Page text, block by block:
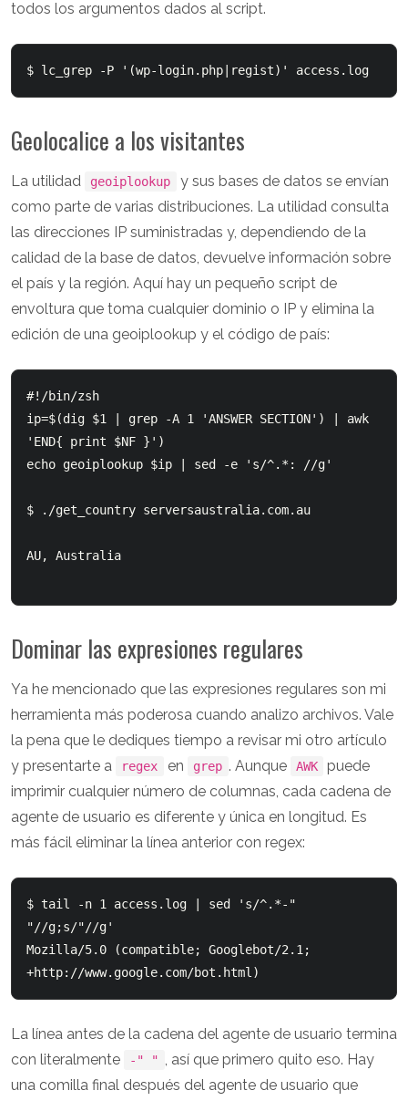
todos los argumentos dados al script.
Geolocalice a los visitantes
La utilidad geoiplookup
y sus bases de datos se envían
como parte de varias distribuciones. La utilidad consulta
las direcciones IP suministradas y, dependiendo de la
calidad de la base de datos, devuelve información sobre
el país y la región. Aquí hay un pequeño script de
envoltura que toma cualquier dominio o IP y elimina la
edición de una geoiplookup y el código de país:
#!/bin/zsh
ip=$(dig $1 | grep -A 1 'ANSWER SECTION') | awk
'END{ print $NF }')
echo geoiplookup $ip | sed -e 's/^.*: //g'
$ ./get_country serversaustralia.com.au
AU, Australia
Dominar las expresiones regulares
Ya he mencionado que las expresiones regulares son mi
herramienta más poderosa cuando analizo archivos. Vale
la pena que le dediques tiempo a revisar mi otro artículo
y presentarte a
regex en grep . Aunque AWK
puede
imprimir cualquier número de columnas, cada cadena de
agente de usuario es diferente y única en longitud. Es
más fácil eliminar la línea anterior con regex:
$ tail -n 1 access.log | sed 's/^.*-"
"//g;s/"//g'
Mozilla/5.0 (compatible; Googlebot/2.1;
La línea antes de la cadena del agente de usuario termina
con literalmente
-" " , así que primero quito eso. Hay
una comilla final después del agente de usuario que